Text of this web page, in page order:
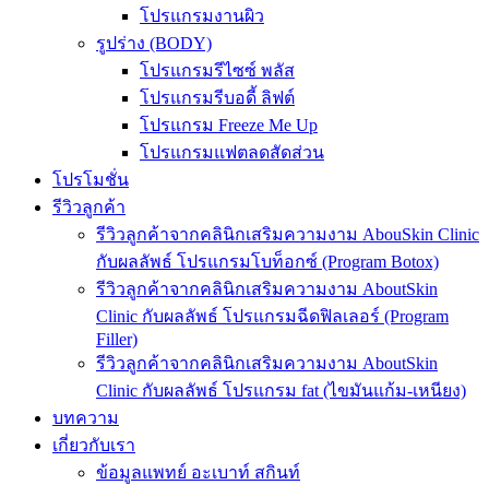
โปรแกรมงานผิว
รูปร่าง (BODY)
โปรแกรมรีไซซ์ พลัส
โปรแกรมรีบอดี้ ลิฟต์
โปรแกรม Freeze Me Up
โปรแกรมแฟตลดสัดส่วน
โปรโมชั่น
รีวิวลูกค้า
รีวิวลูกค้าจากคลินิกเสริมความงาม AbouSkin Clinic
กับผลลัพธ์ โปรแกรมโบท็อกซ์ (Program Botox)
รีวิวลูกค้าจากคลินิกเสริมความงาม AboutSkin
Clinic กับผลลัพธ์ โปรแกรมฉีดฟิลเลอร์ (Program
Filler)
รีวิวลูกค้าจากคลินิกเสริมความงาม AboutSkin
Clinic กับผลลัพธ์ โปรแกรม fat (ไขมันแก้ม-เหนียง)
บทความ
เกี่ยวกับเรา
ข้อมูลแพทย์ อะเบาท์ สกินท์